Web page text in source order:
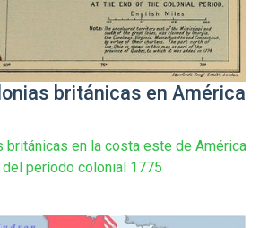
británicas en América
británicas en la costa este de América
período colonial 1775